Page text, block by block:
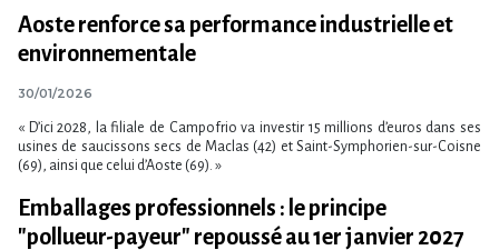
Aoste renforce sa performance industrielle et
environnementale
30/01/2026
« D​‌’ici 2028, la filiale de Campofrio va investir 15 millions d​‌’euros dans ses
usines de saucissons secs de Maclas (42) et Saint-Symphorien-sur-Coisne
(69), ainsi que celui d​‌’Aoste (69). »
Emballages professionnels : le principe
"pollueur-payeur" repoussé au 1er janvier 2027